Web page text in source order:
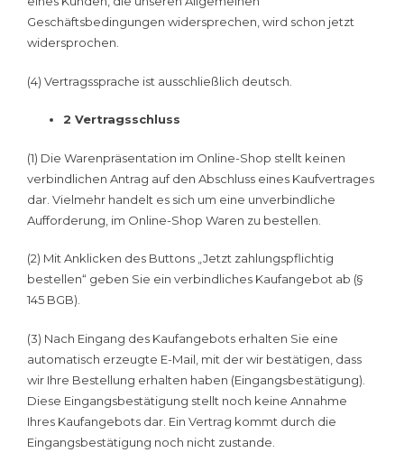
Geschäftsbedingungen widersprechen, wird schon jetzt
widersprochen.
(4) Vertragssprache ist ausschließlich deutsch.
2 Vertragsschluss
(1) Die Warenpräsentation im Online-Shop stellt keinen
verbindlichen Antrag auf den Abschluss eines Kaufvertrages
dar. Vielmehr handelt es sich um eine unverbindliche
Aufforderung, im Online-Shop Waren zu bestellen.
(2) Mit Anklicken des Buttons „Jetzt zahlungspflichtig
bestellen“ geben Sie ein verbindliches Kaufangebot ab (§
145 BGB).
(3) Nach Eingang des Kaufangebots erhalten Sie eine
automatisch erzeugte E-Mail, mit der wir bestätigen, dass
wir Ihre Bestellung erhalten haben (Eingangsbestätigung).
Diese Eingangsbestätigung stellt noch keine Annahme
Ihres Kaufangebots dar. Ein Vertrag kommt durch die
Eingangsbestätigung noch nicht zustande.